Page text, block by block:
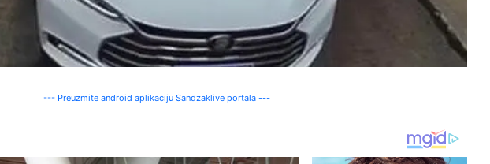
--- Preuzmite android aplikaciju Sandzaklive portala ---